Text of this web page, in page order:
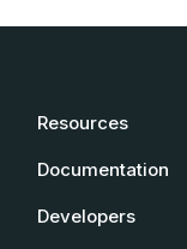
Resources
Documentation
Developers